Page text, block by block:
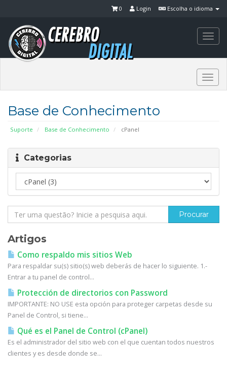
Escolha o idioma
Login
0
Base de Conhecimento
Suporte Base de Conhecimento cPanel
Categorias
Artigos
Como respaldo mis sitios Web
Para respaldar su(s) sitio(s) web deberás de hacer lo siguiente. 1.-
Entrar a tu panel de control...
Protección de directorios con Password
IMPORTANTE: NO USE esta opción para proteger carpetas desde su
Panel de Control, si tiene...
Qué es el Panel de Control (cPanel)
Es el administrador del sitio web con el que cuentan todos nuestros
clientes y es desde donde se...